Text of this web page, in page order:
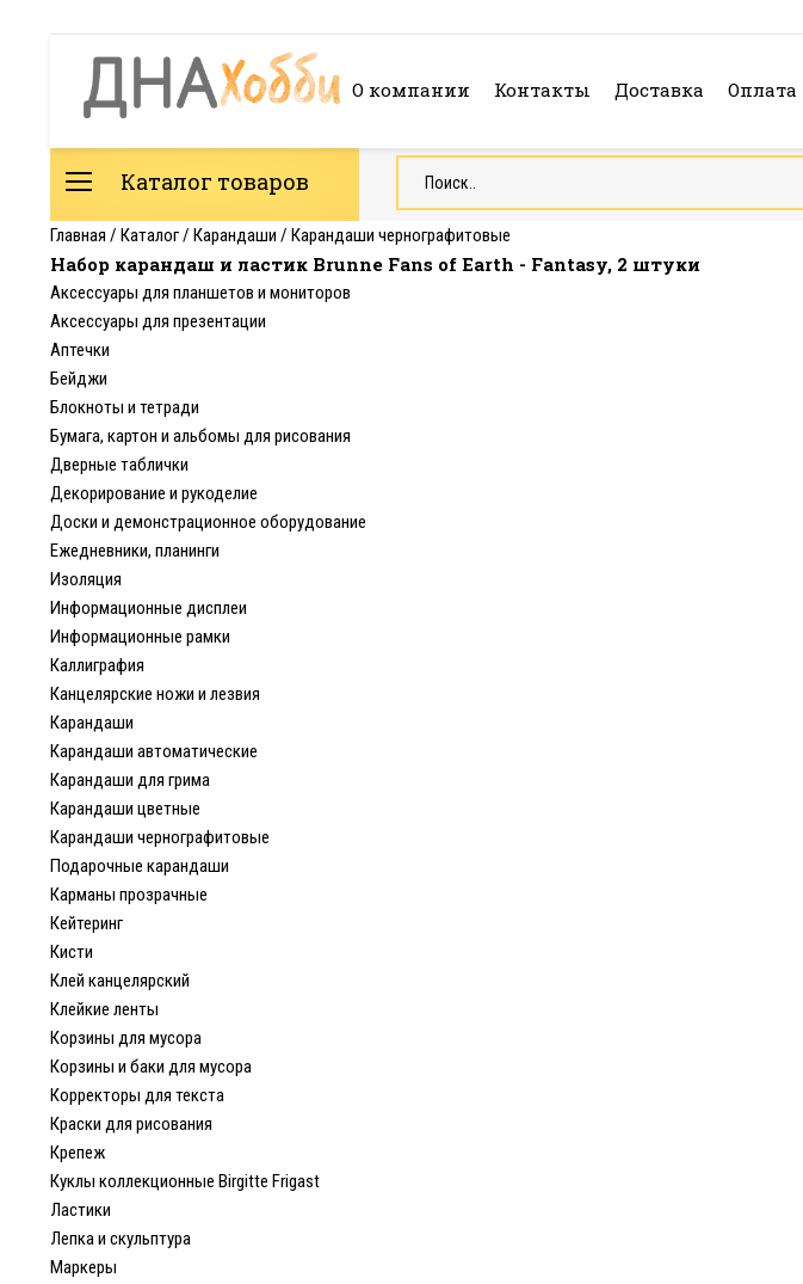
О компании Контакты Доставка Оплата
Каталог товаров
Главная / Каталог/ Карандаши / Карандаши чернографитовые
Набор карандаш и ластик Brunne Fans of Earth - Fantasy, 2 штуки
Аксессуары для планшетов и мониторов
Аксессуары для презентации
Аптечки
Бейджи
Блокноты и тетради
Бумага, картон и альбомы для рисования
Дверные таблички
Декорирование и рукоделие
Доски и демонстрационное оборудование
Ежедневники, планинги
Изоляция
Информационные дисплеи
Информационные рамки
Каллиграфия
Канцелярские ножи и лезвия
Карандаши
Карандаши автоматические
Карандаши для грима
Карандаши цветные
Карандаши чернографитовые
Подарочные карандаши
Карманы прозрачные
Кейтеринг
Кисти
Клей канцелярский
Клейкие ленты
Корзины для мусора
Корзины и баки для мусора
Корректоры для текста
Краски для рисования
Крепеж
Куклы коллекционные Birgitte Frigast
Ластики
Лепка и скульптура
Маркеры